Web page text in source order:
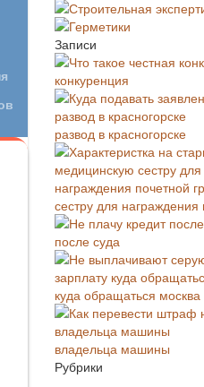
Строительная
Герметики
Записи
конкуренция
развод в красногорске
сестру для награждения
после суда
куда обращаться москва
владельца машины
Рубрики